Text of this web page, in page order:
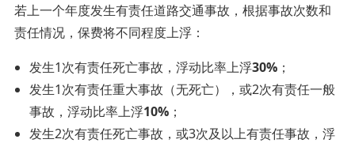
若上一个年度发生有责任道路交通事故，根据事故次数和
责任情况，保费将不同程度上浮：
发生1次有责任死亡事故，浮动比率上浮30% ；
发生1次有责任重大事故（无死亡），或2次有责任一般
事故，浮动比率上浮10% ；
发生2次有责任死亡事故，或3次及以上有责任事故，浮